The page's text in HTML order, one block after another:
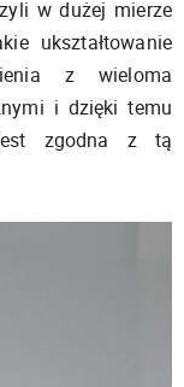
w dużej mierze
ukształtowanie
z wieloma
i dzięki temu
zgodna z tą